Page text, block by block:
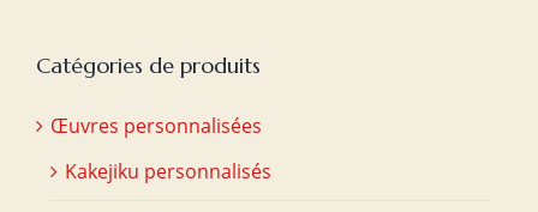
Catégories de produits
Œuvres personnalisées
Kakejiku personnalisés